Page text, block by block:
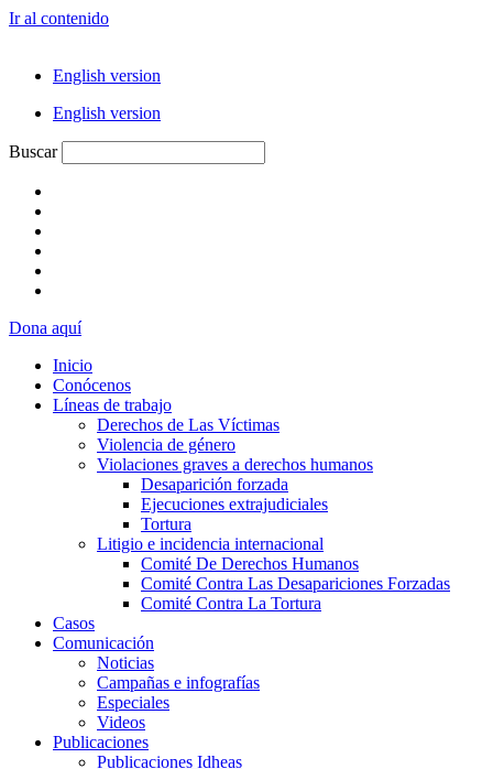
Ir al contenido
English version
English version
Buscar
Dona aquí
Inicio
Conócenos
Líneas de trabajo
Derechos de Las Víctimas
Violencia de género
Violaciones graves a derechos humanos
Desaparición forzada​
Ejecuciones extrajudiciales
Tortura
Litigio e incidencia internacional
Comité De Derechos Humanos​
Comité Contra Las Desapariciones Forzadas
Comité Contra La Tortura​
Casos
Comunicación
Noticias
Campañas e infografías
Especiales
Videos
Publicaciones
Publicaciones Idheas